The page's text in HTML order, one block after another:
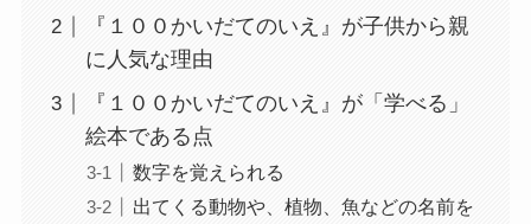
『１００かいだてのいえ』が子供から親
に人気な理由
『１００かいだてのいえ』が「学べる」
絵本である点
数字を覚えられる
出てくる動物や、植物、魚などの名前を